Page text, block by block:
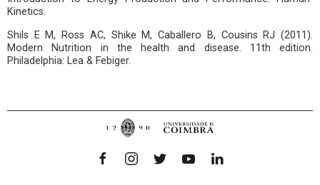
Kinetics.
Shils E M, Ross AC, Shike M, Caballero B, Cousins RJ (2011).
Modern Nutrition in the health and disease. 11th edition.
Philadelphia: Lea & Febiger.